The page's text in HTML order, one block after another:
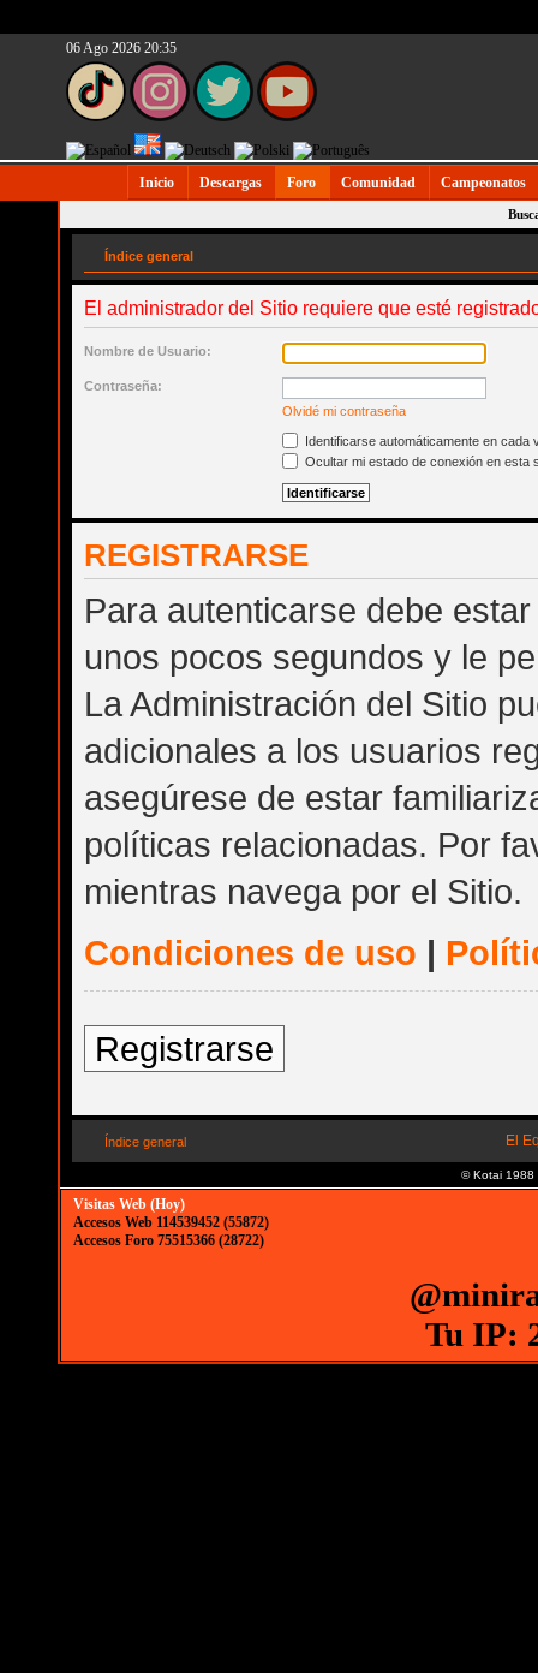
06 Ago 2026 20:35
Inicio Descargas Foro Comunidad Campeonatos
Índice general
El administrador del Sitio requiere que esté
Nombre de Usuario:
Contraseña:
Olvidé mi contraseña
Identificarse automáticamente en cada
Ocultar mi estado de conexión en esta
REGISTRARSE
Para autenticarse debe
unos pocos segundos y le
La Administración del Sitio
adicionales a los usuarios
asegúrese de estar
políticas relacionadas. Por
mientras navega por el Sitio.
Condiciones de uso |
Registrarse
Índice general El
© Kotai 1988
Visitas Web (Hoy)
Accesos Web 114539452 (55872)
Accesos Foro 75515366 (28722)
Tu IP: